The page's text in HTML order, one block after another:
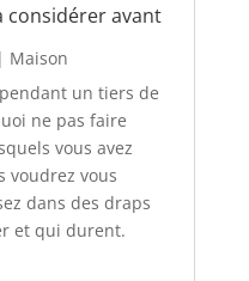
considérer avant
| Maison
un tiers de
ne pas faire
vous avez
voudrez vous
dans des draps
et qui durent.